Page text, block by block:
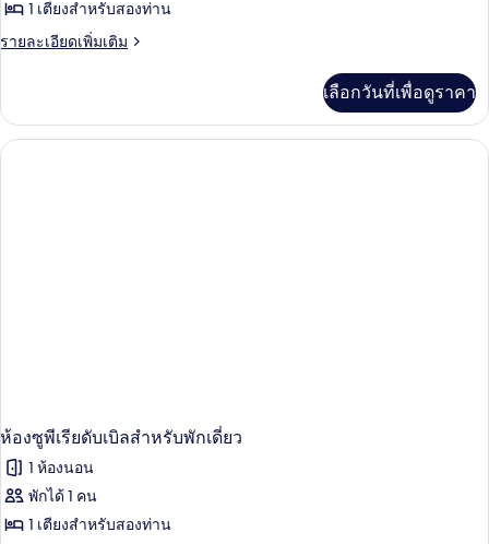
1 เตียงสำหรับสองท่าน
รายละเอียดเพิ่มเติม
ราย
เกี่ยว
กับ
ห้อง
เลือกวันที่เพื่อดูราคา
ห้องซูพีเรียดับเบิลสำหรับพักเดี่ยว
1 ห้องนอน
พักได้ 1 คน
1 เตียงสำหรับสองท่าน